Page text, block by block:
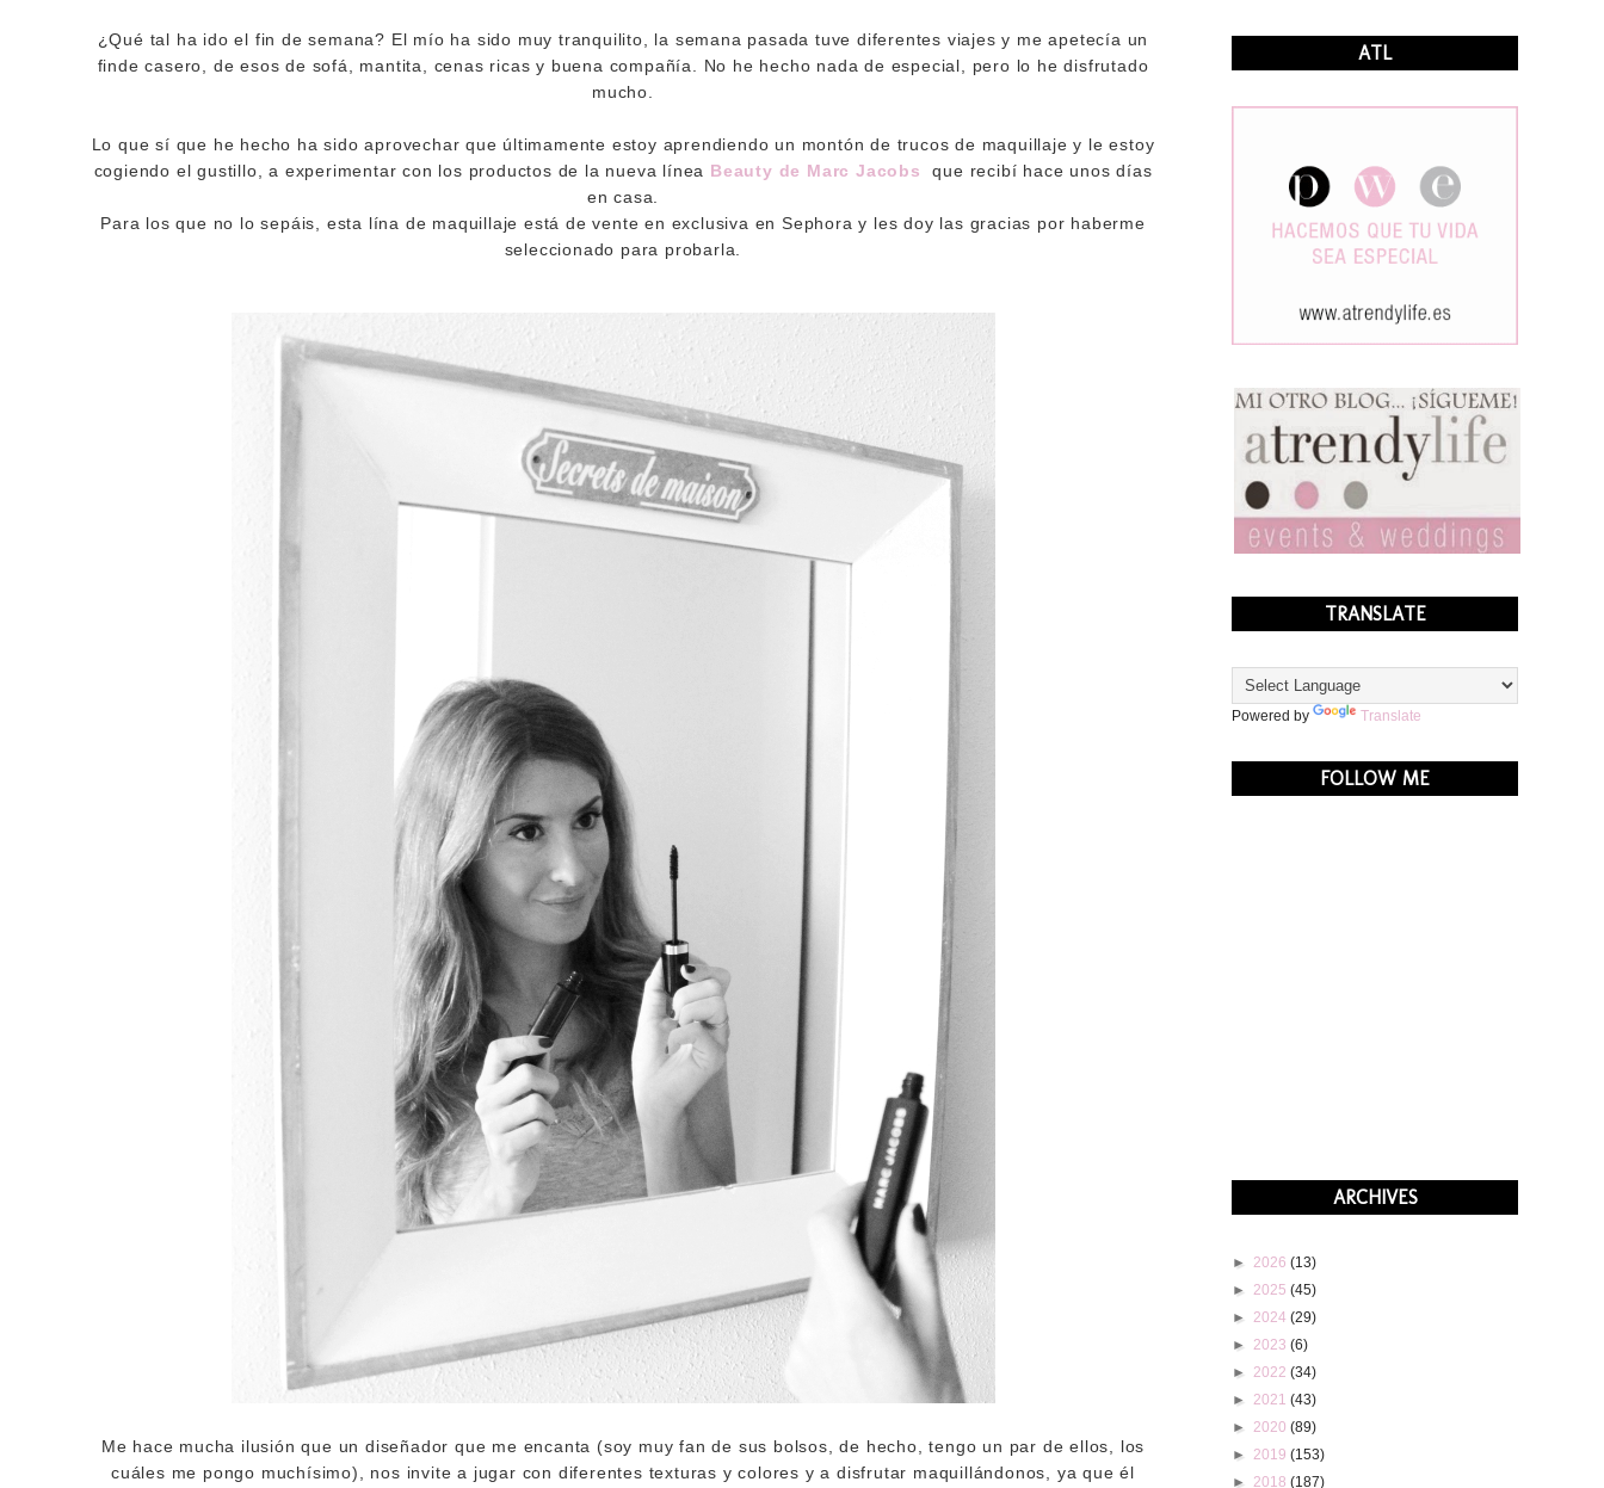
¿Qué tal ha ido el fin de semana? El mío ha sido muy tranquilito, la semana pasada tuve diferentes viajes y me apetecía un
finde casero, de esos de sofá, mantita, cenas ricas y buena compañía. No he hecho nada de especial, pero lo he disfrutado
mucho.
Lo que sí que he hecho ha sido aprovechar que últimamente estoy aprendiendo un montón de trucos de maquillaje y le estoy
cogiendo el gustillo, a experimentar con los productos de la nueva línea Beauty de Marc Jacobs
que recibí hace unos días
en casa.
Para los que no lo sepáis, esta lína de maquillaje está de vente en exclusiva en Sephora y les doy las gracias por haberme
seleccionado para probarla.
Me hace mucha ilusión que un diseñador que me encanta (soy muy fan de sus bolsos, de hecho, tengo un par de ellos, los
cuáles me pongo muchísimo), nos invite a jugar con diferentes texturas y colores y a disfrutar maquillándonos, ya que él
ATL
TRANSLATE
Powered by Translate
FOLLOW ME
ARCHIVES
► 2026 (13)
► 2025 (45)
► 2024 (29)
► 2023 (6)
► 2022 (34)
► 2021 (43)
► 2020 (89)
► 2019 (153)
► 2018 (187)